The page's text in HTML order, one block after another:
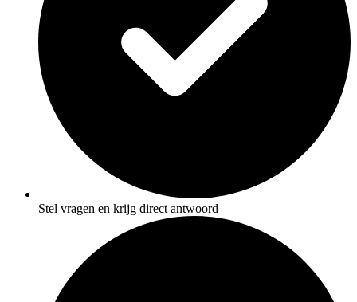
Stel vragen en krijg direct antwoord